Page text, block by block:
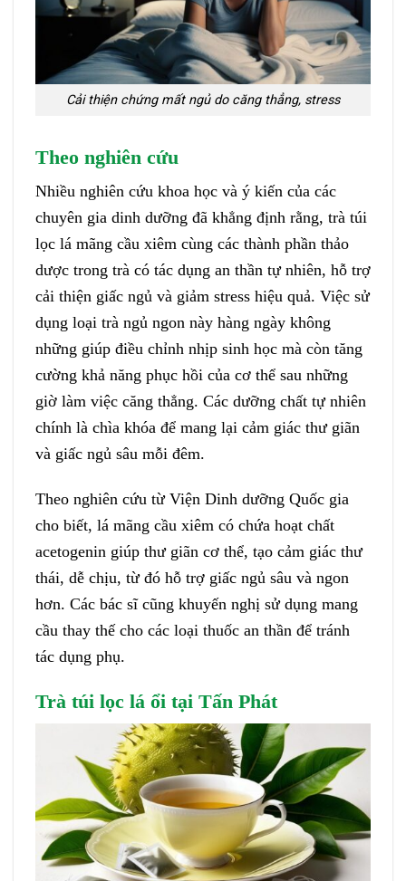
Cải thiện chứng mất ngủ do căng thẳng, stress
Theo nghiên cứu
Nhiều nghiên cứu khoa học và ý kiến của các
chuyên gia dinh dưỡng đã khẳng định rằng, trà túi
lọc lá mãng cầu xiêm cùng các thành phần thảo
dược trong trà có tác dụng an thần tự nhiên, hỗ trợ
cải thiện giấc ngủ và giảm stress hiệu quả. Việc sử
dụng loại trà ngủ ngon này hàng ngày không
những giúp điều chỉnh nhịp sinh học mà còn tăng
cường khả năng phục hồi của cơ thể sau những
giờ làm việc căng thẳng. Các dưỡng chất tự nhiên
chính là chìa khóa để mang lại cảm giác thư giãn
và giấc ngủ sâu mỗi đêm.
Theo nghiên cứu từ Viện Dinh dưỡng Quốc gia
cho biết, lá mãng cầu xiêm có chứa hoạt chất
acetogenin giúp thư giãn cơ thể, tạo cảm giác thư
thái, dễ chịu, từ đó hỗ trợ giấc ngủ sâu và ngon
hơn. Các bác sĩ cũng khuyến nghị sử dụng mang
cầu thay thế cho các loại thuốc an thần để tránh
tác dụng phụ.
Trà túi lọc lá ổi tại Tấn Phát